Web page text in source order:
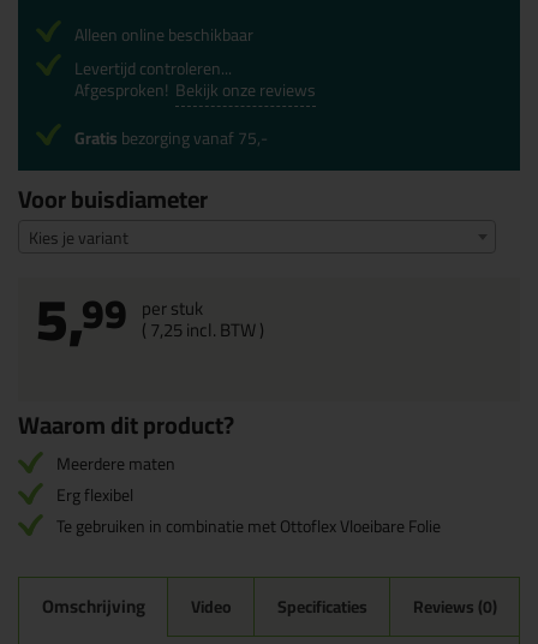
Voor buisdiameter
Kies je variant
5,99 per stuk
(7,25incl. BTW )
Alleen online beschikbaar
Levertijd controleren...
Afgesproken! Bekijk onze reviews
Gratisbezorging vanaf 75,-
Waarom dit product?
Meerdere maten
Erg flexibel
Te gebruiken in combinatie met Ottoflex Vloeibare Folie
Omschrijving Video Specificaties Reviews (0)